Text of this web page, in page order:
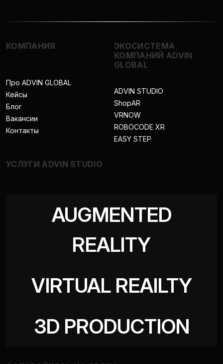
КОМПАНИЯ
Про ADVIN GLOBAL
Кейсы
Блог
Вакансии
Контакты
УСЛУГИ ADVIN STUDIO
AUGMENTED
REALITY
VIRTUAL REAILTY
3D PRODUCTION
ЭКОСИСТЕМА
КОМПАНИЙ ADVIN
GLOBAL
ADVIN STUDIO
ShopAR
VRNOW
ROBOCODE XR
EASY STEP